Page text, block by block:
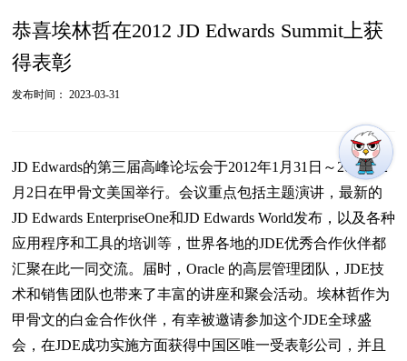
恭喜埃林哲在2012 JD Edwards Summit上获
得表彰
发布时间： 2023-03-31
JD Edwards的第三届高峰论坛会于2012年1月31日～2012年2
月2日在甲骨文美国举行。会议重点包括主题演讲，最新的
JD Edwards EnterpriseOne和JD Edwards World发布，以及各种
应用程序和工具的培训等，世界各地的JDE优秀合作伙伴都
汇聚在此一同交流。届时，Oracle 的高层管理团队，JDE技
术和销售团队也带来了丰富的讲座和聚会活动。埃林哲作为
甲骨文的白金合作伙伴，有幸被邀请参加这个JDE全球盛
会，在JDE成功实施方面获得中国区唯一受表彰公司，并且